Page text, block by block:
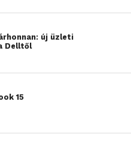
új üzleti
Delltől
15